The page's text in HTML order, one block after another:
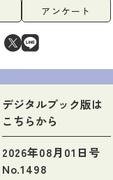
アンケート
デジタルブック版は
こちらから
2026年08月01日号
No.1498